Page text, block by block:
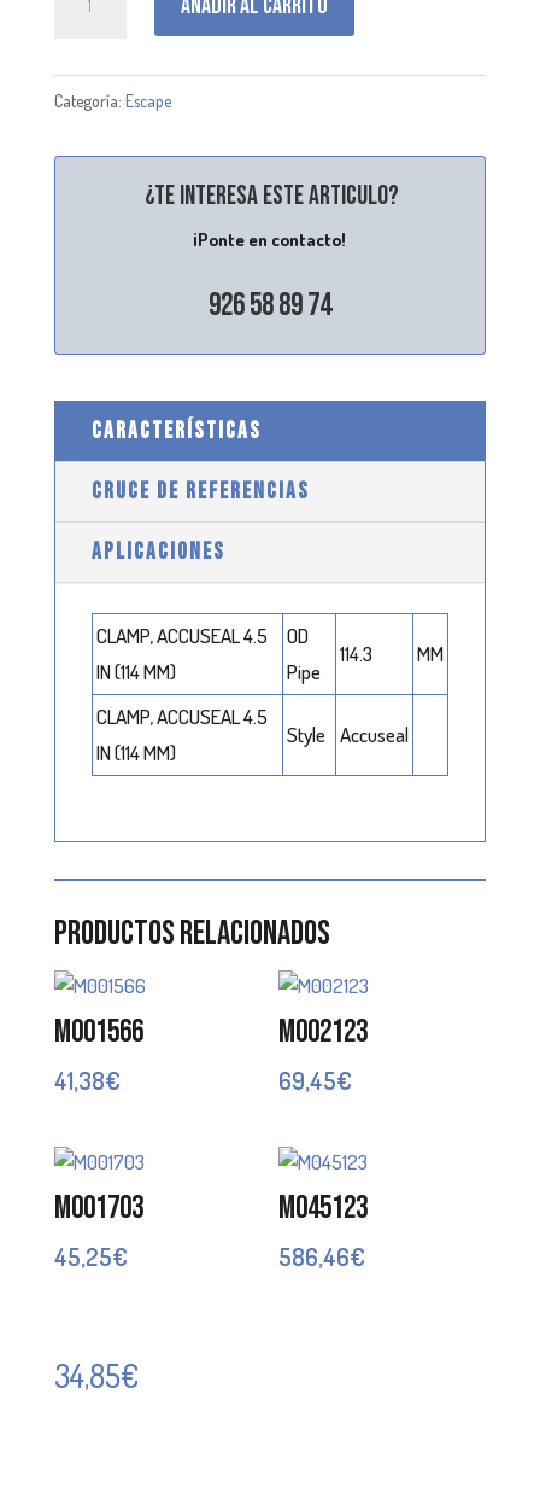
Categoría: Escape
¿Te interesa este articulo?
¡Ponte en contacto!
926 58 89 74
CARACTERÍSTICAS
CRUCE DE REFERENCIAS
APLICACIONES
CLAMP, ACCUSEAL 4.5
IN (114 MM)
OD
Pipe
114.3 MM
CLAMP, ACCUSEAL 4.5
IN (114 MM)
Style Accuseal
Productos relacionados
M001566
41,38€
M002123
69,45€
M001703
45,25€
M045123
586,46€
34,85€